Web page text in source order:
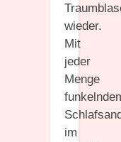
wieder.
Mit
jeder
Menge
im